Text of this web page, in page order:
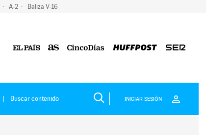
A-2 Baliza V-16
INICIAR SESIÓN